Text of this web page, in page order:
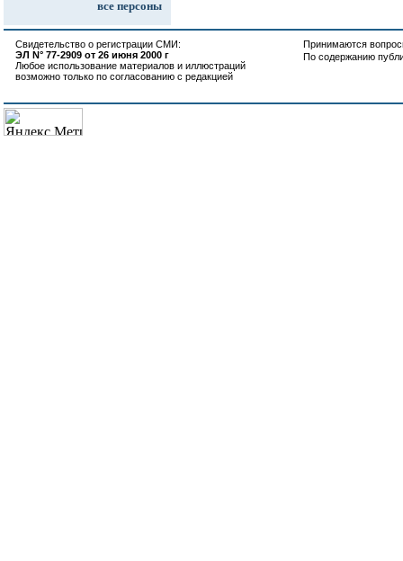
все персоны
Свидетельство о регистрации СМИ:
ЭЛ N° 77-2909 от 26 июня 2000 г
Любое использование материалов и иллюстраций
возможно только по согласованию с редакцией
Принимаются
По содержанию